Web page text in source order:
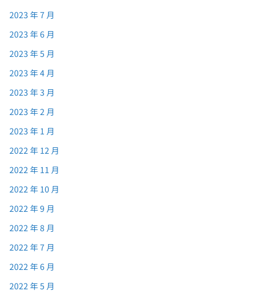
2023 年 7 月
2023 年 6 月
2023 年 5 月
2023 年 4 月
2023 年 3 月
2023 年 2 月
2023 年 1 月
2022 年 12 月
2022 年 11 月
2022 年 10 月
2022 年 9 月
2022 年 8 月
2022 年 7 月
2022 年 6 月
2022 年 5 月